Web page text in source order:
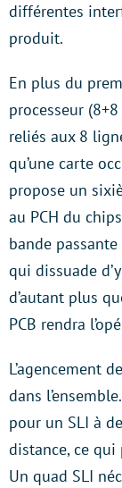
différentes
produit.
En plus du
processeur
reliés aux 8
qu’une carte
propose un
au PCH du
bande
qui dissuade
d’autant plus
PCB rendra
L’agencement
dans
pour un SLI à
distance, ce qui
Un quad SLI